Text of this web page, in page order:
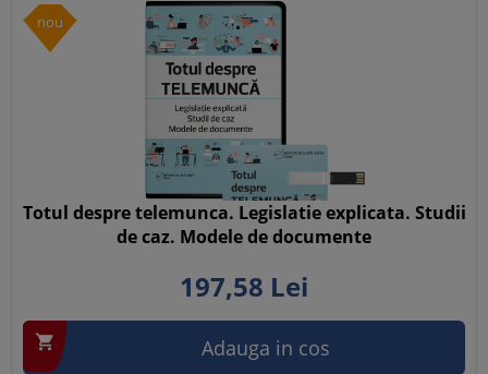
nou
Totul despre telemunca. Legislatie explicata. Studii
de caz. Modele de documente
197,58 Lei
 Adauga in cos